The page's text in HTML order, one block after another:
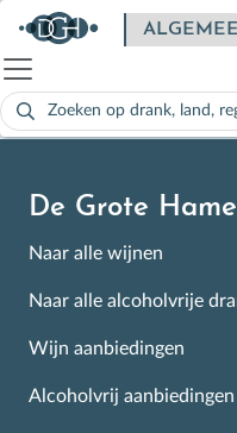
Zoeken
naar:
Als de resultaten voor
Vol, krachtig, dik fruit. Rijp
De Grote
Naar alle wijnen
Naar alle alcoholvrije
Wijn aanbiedingen
Alcoholvrij aanbiedingen